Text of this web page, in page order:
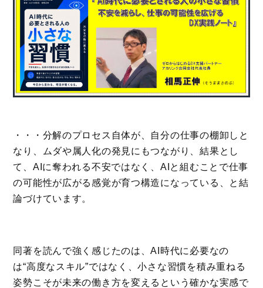
・・・分解のプロセス自体が、自分の仕事の棚卸しと
なり、ムダや属人化の発見にもつながり、結果とし
て、AIに奪われる不安ではなく、AIと組むことで仕事
の可能性が広がる感覚が育つ構造になっている、と結
論づけています。
同著を読んで強く感じたのは、AI時代に必要なの
は“高度なスキル”ではなく、小さな習慣を積み重ねる
姿勢こそが未来の働き方を変えるという確かな実感で